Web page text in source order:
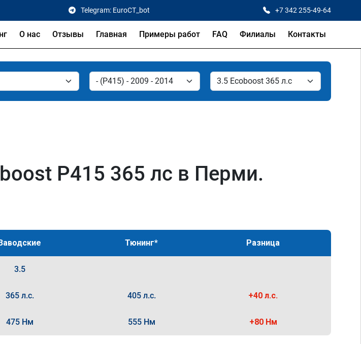
Telegram: EuroCT_bot +7 342 255-49-64
О нас Отзывы Главная Примеры работ FAQ Филиалы Контакты
P415 365 лс в Перми.
Тюнинг* Разница
3.5
365 л.с. 405 л.с. +40 л.с.
475 Нм 555 Нм +80 Нм